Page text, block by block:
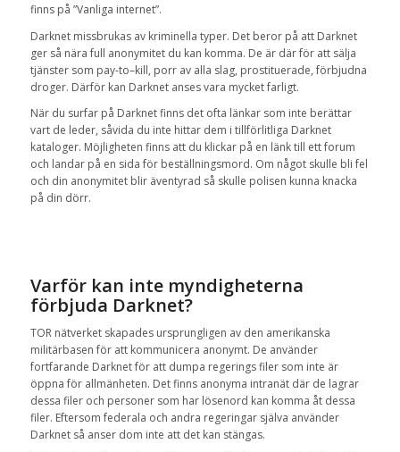
finns på ”Vanliga internet”.
Darknet missbrukas av kriminella typer. Det beror på attDarknet
ger så nära full anonymitet du kan komma. De är där för att sälja
tjänster som pay-to–kill, porr av alla slag, prostituerade,förbjudna
droger. Därförkan Darknet anses vara mycketfarligt.
När du surfar på Darknetfinns detofta länkar som inte berättar
vart de leder, såvida du inte hittar dem i tillförlitliga Darknet
kataloger. Möjligheten finns att du klickar på en länk till ett forum
och landar på en sidaför beställningsmord. Om något skulle bli fel
och din anonymitet blir äventyrad så skulle polisen kunna knacka
på din dörr.
Varför kan inte myndigheterna
förbjuda Darknet?
TOR nätverket skapades ursprungligen av den amerikanska
militärbasenför att kommunicera anonymt. De använder
fortfarande Darknet för att dumpa regerings filersom inte är
öppna för allmänheten. Det finns anonyma intranät där de lagrar
dessa filer och personer som har lösenord kan komma åt dessa
filer. Eftersomfederala och andra regeringar själva använder
Darknetså anser dom inte att det kan stängas.